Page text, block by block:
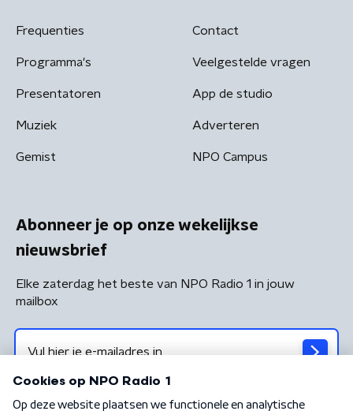
Frequenties
Programma's
Presentatoren
Muziek
Gemist
Contact
Veelgestelde vragen
App de studio
Adverteren
NPO Campus
Abonneer je op onze wekelijkse
nieuwsbrief
Elke zaterdag het beste van NPO Radio 1 in jouw
mailbox